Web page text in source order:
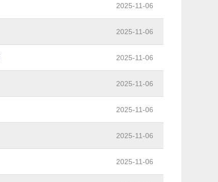
2025-11-06
2025-11-06
2025-11-06
2025-11-06
2025-11-06
2025-11-06
2025-11-06